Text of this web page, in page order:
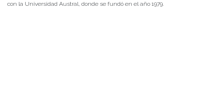
con la Universidad Austral, donde se fundó en el año 1979.